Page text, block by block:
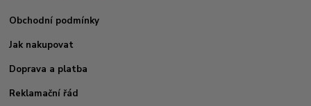
Obchodní podmínky
Jak nakupovat
Doprava a platba
Reklamační řád